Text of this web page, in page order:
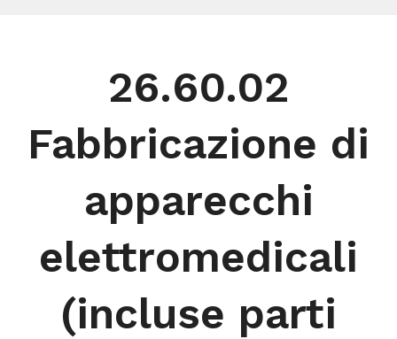
26.60.02
Fabbricazione di
apparecchi
elettromedicali
(incluse parti